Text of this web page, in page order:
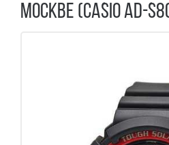
МОСКВЕ (CASIO AD-